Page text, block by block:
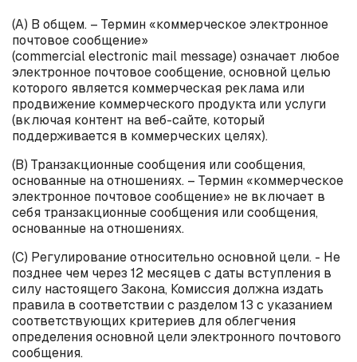
(А) В общем. – Термин «коммерческое электронное
почтовое сообщение»
(commercialelectronic mail message) означает любое
электронное почтовое сообщение, основной целью
которого является коммерческая реклама или
продвижение коммерческого продукта или услуги
(включая контент на веб-сайте, который
поддерживается в коммерческих целях).
(B) Транзакционные сообщения или сообщения,
основанные на отношениях. – Термин «коммерческое
электронное почтовое сообщение» не включает в
себя транзакционные сообщения или сообщения,
основанные на отношениях.
(C) Регулирование относительно основной цели. - Не
позднее чем через 12 месяцев с даты вступления в
силу настоящего Закона, Комиссия должна издать
правила в соответствии с разделом 13 с указанием
соответствующих критериев для облегчения
определения основной цели электронного почтового
сообщения.